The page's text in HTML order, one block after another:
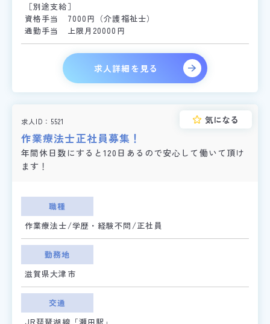
［別途支給］
資格手当 7000円（介護福祉士）
通勤手当 上限月20000円
求人詳細を見る
求人ID 5521
作業療法士正社員募集！
年間休日数にすると120日あるので安心して働いて頂け
ます！
気になる
職種
作業療法士/学歴・経験不問/正社員
勤務地
滋賀県大津市
交通